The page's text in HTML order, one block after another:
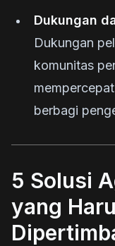
Dukungan
Dukungan
komunitas
berbagi
5 Solusi
yang